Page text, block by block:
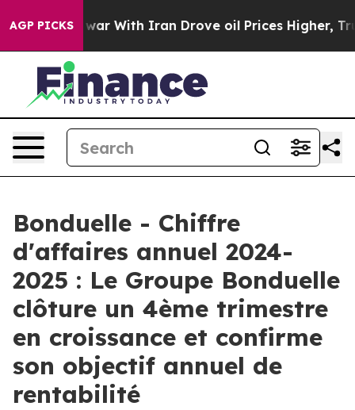
AGP PICKS
As war With Iran Drove oil Prices Higher, Trump
Bonduelle - Chiffre
d'affaires annuel 2024-
2025 : Le Groupe Bonduelle
clôture un 4ème trimestre
en croissance et confirme
son objectif annuel de
rentabilité